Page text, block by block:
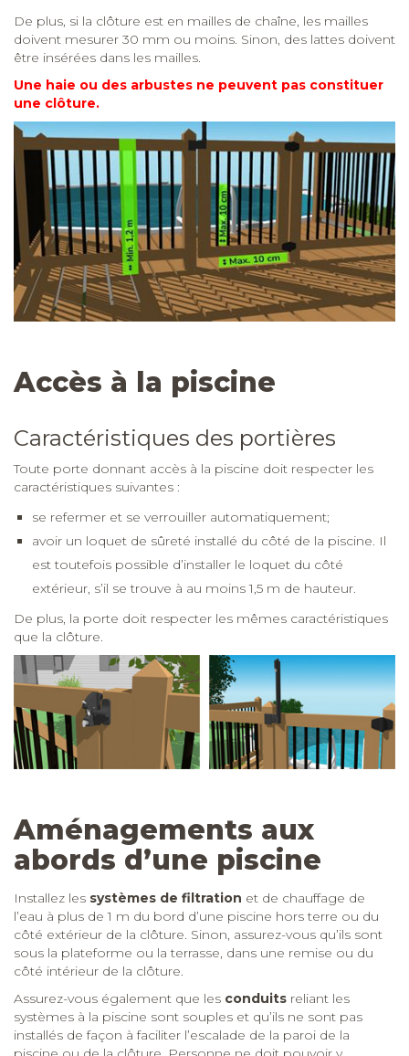
De plus, si la clôture est en mailles de chaîne, les mailles
doivent mesurer 30 mm ou moins. Sinon, des lattes doivent
être insérées dans les mailles.
Une haie ou des arbustes ne peuvent pas constituer
une clôture.
Accès à la piscine
Caractéristiques des portières
Toute porte donnant accès à la piscine doit respecter les
caractéristiques suivantes :
se refermer et se verrouiller automatiquement;
avoir un loquet de sûreté installé du côté de la piscine. Il
est toutefois possible d’installer le loquet du côté
extérieur, s’il se trouve à au moins 1,5 m de hauteur.
De plus, la porte doit respecter les mêmes caractéristiques
que la clôture.
Aménagements aux
abords d’une piscine
Installez les systèmes de filtration et de chauffage de
l’eau à plus de 1 m du bord d’une piscine hors terre ou du
côté extérieur de la clôture. Sinon, assurez-vous qu’ils sont
sous la plateforme ou la terrasse, dans une remise ou du
côté intérieur de la clôture.
Assurez-vous également que les conduits reliant les
systèmes à la piscine sont souples et qu’ils ne sont pas
installés de façon à faciliter l’escalade de la paroi de la